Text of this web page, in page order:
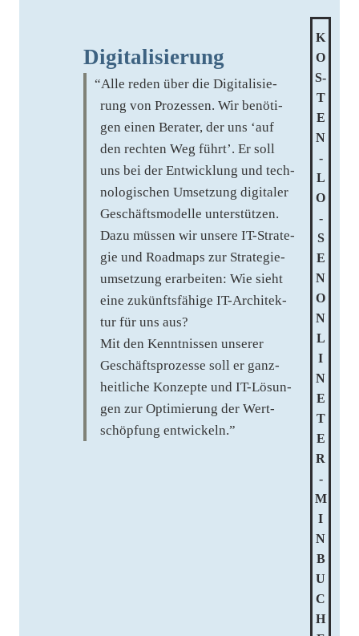
Digitalisierung
“Alle reden über die Digi­ta­li­sie­
rung von Pro­zes­sen. Wir benö­ti­
gen einen Bera­ter, der uns ‘auf
den rech­ten Weg führt’. Er soll
uns bei der Ent­wick­lung und tech­
no­lo­gi­schen Umset­zung digi­ta­ler
Geschäfts­mo­del­le unter­stüt­zen.
Dazu müs­sen wir unse­re IT-Stra­te­
gie und Road­maps zur Stra­te­gie­
um­set­zung erar­bei­ten: Wie sieht
eine zukünfts­fä­hi­ge IT-Archi­tek­
tur für uns aus?
Mit den Kennt­nis­sen unse­rer
Geschäfts­pro­zes­se soll er ganz­
heit­li­che Kon­zep­te und IT-Lösun­
gen zur Opti­mie­rung der Wert­
schöp­fung entwickeln.”
K
O
S­
T
E
N
­
L
O
­
S
E
N
O
N
L
I
N
E
T
E
R
­
M
I
N
B
U
C
H